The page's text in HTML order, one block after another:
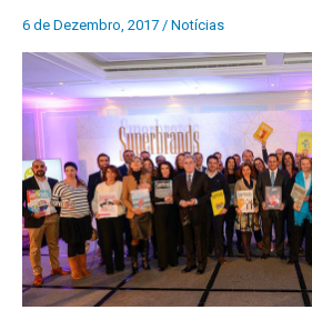
6 de Dezembro, 2017 / Notícias